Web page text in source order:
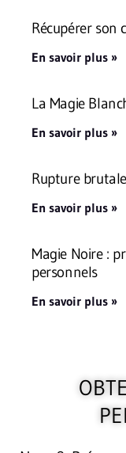
Récupérer son
En savoir plus »
La Magie
En savoir plus »
Rupture
En savoir plus »
Magie Noire :
personnels
En savoir plus »